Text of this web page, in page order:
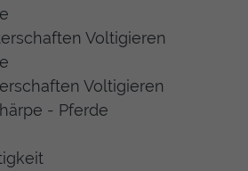
Voltigieren
Voltigieren
- Pferde